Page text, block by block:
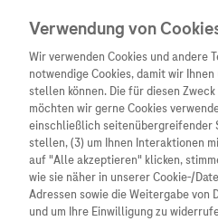
Unternehmen
Verwendung von
Wir verwenden Cookies und andere
notwendige Cookies, damit wir
stellen können. Die für diesen
möchten wir gerne Cookies
einschließlich seitenübergreifender
stellen, (3) um Ihnen Interaktionen
auf "Alle akzeptieren" klicken,
wie sie näher in unserer Cookie-/
Adressen sowie die Weitergabe
und um Ihre Einwilligung zu